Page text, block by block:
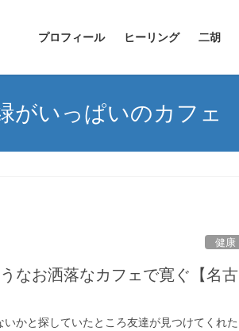
プロフィール ヒーリング 二胡
がいっぱいのカフェ
健康
なお洒落なカフェで寛ぐ【名古
かと探していたところ友達が見つけてくれた